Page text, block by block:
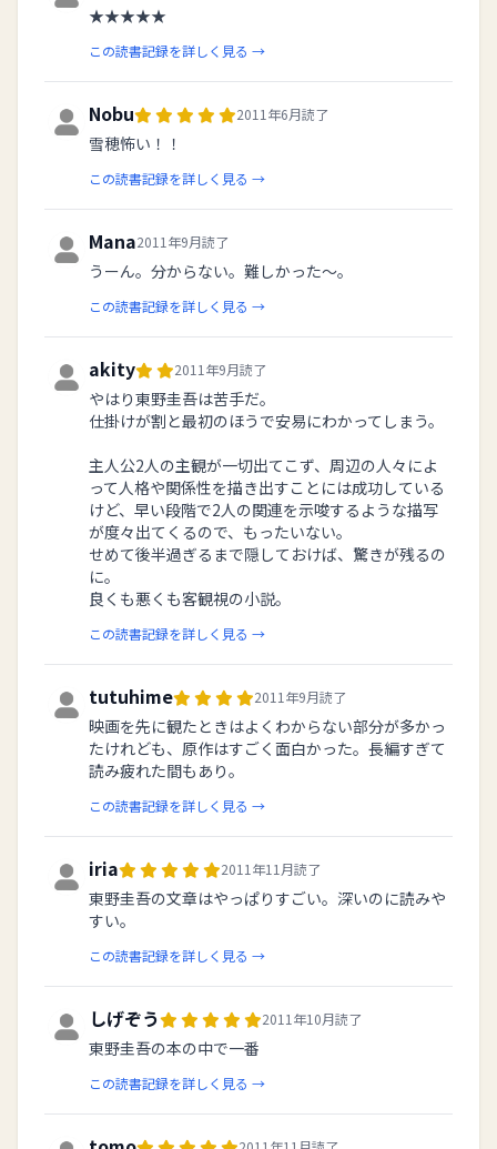
★★★★★
この読書記録を詳しく見る →
Nobu 2011年6月読了
雪穂怖い！！
この読書記録を詳しく見る →
Mana2011年9月読了
うーん。分からない。難しかった～。
この読書記録を詳しく見る →
akity 2011年9月読了
やはり東野圭吾は苦手だ。
仕掛けが割と最初のほうで安易にわかってしまう。
主人公2人の主観が一切出てこず、周辺の人々によ
って人格や関係性を描き出すことには成功している
けど、早い段階で2人の関連を示唆するような描写
が度々出てくるので、もったいない。
せめて後半過ぎるまで隠しておけば、驚きが残るの
に。
良くも悪くも客観視の小説。
この読書記録を詳しく見る →
tutuhime 2011年9月読了
映画を先に観たときはよくわからない部分が多かっ
たけれども、原作はすごく面白かった。長編すぎて
読み疲れた間もあり。
この読書記録を詳しく見る →
iria 2011年11月読了
東野圭吾の文章はやっぱりすごい。深いのに読みや
すい。
この読書記録を詳しく見る →
しげぞう 2011年10月読了
東野圭吾の本の中で一番
この読書記録を詳しく見る →